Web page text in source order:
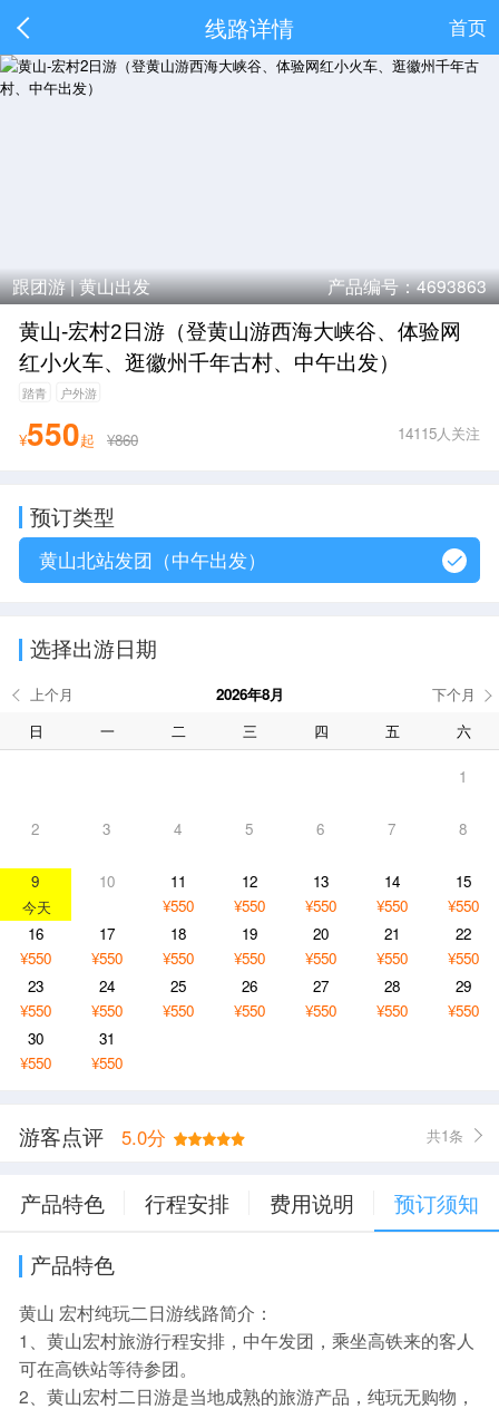
线路详情 首页
跟团游 |黄山出发 产品编号：4693863
黄山-宏村2日游（登黄山游西海大峡谷、体验网
红小火车、逛徽州千年古村、中午出发）
踏青 户外游
¥550起 ¥860 14115人关注
预订类型
黄山北站发团（中午出发）
选择出游日期
2026年8月
日
一 二 三 四 五 六
1
2 3 4 5 6 7 8
9 10
11
¥550
12
¥550
13
¥550
14
¥550
15
¥550
16
¥550
17
¥550
18
¥550
19
¥550
20
¥550
21
¥550
22
¥550
23
¥550
24
¥550
25
¥550
26
¥550
27
¥550
28
¥550
29
¥550
30
¥550
31
¥550
游客点评 5.0分 共1条
产品特色 行程安排 费用说明 预订须知
产品特色
黄山 宏村纯玩二日游线路简介：
1、黄山宏村旅游行程安排，中午发团，乘坐高铁来的客人
可在高铁站等待参团。
2、黄山宏村二日游是当地成熟的旅游产品，纯玩无购物，